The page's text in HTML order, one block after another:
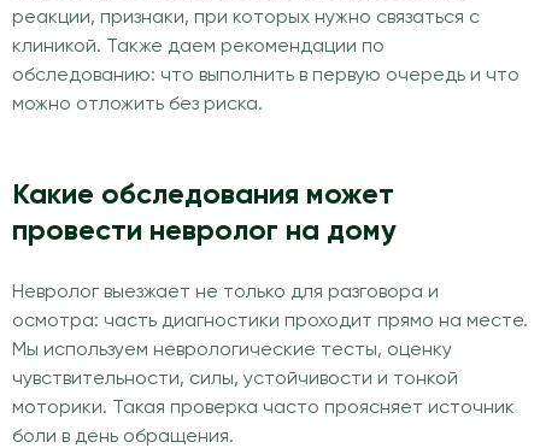
реакции, признаки, при которых нужно связаться с
клиникой. Также даем рекомендации по
обследованию: что выполнить в первую очередь и что
можно отложить без риска.
Какие обследования может
провести невролог на дому
Невролог выезжает не только для разговора и
осмотра: часть диагностики проходит прямо на месте.
Мы используем неврологические тесты, оценку
чувствительности, силы, устойчивости и тонкой
моторики. Такая проверка часто проясняет источник
боли в день обращения.